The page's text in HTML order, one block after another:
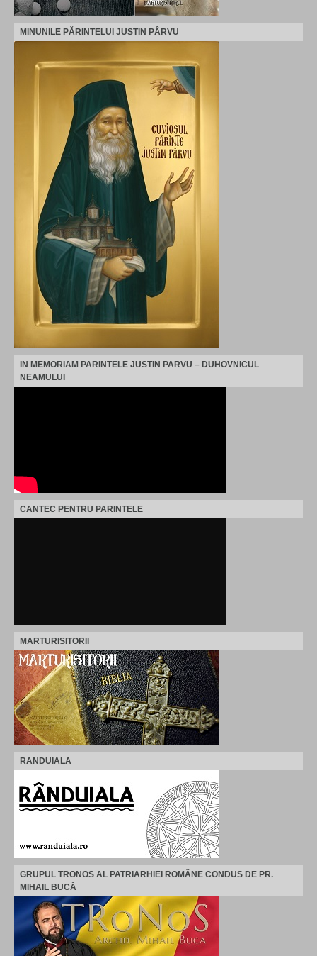
MINUNILE PĂRINTELUI JUSTIN PÂRVU
IN MEMORIAM PARINTELE JUSTIN PARVU – DUHOVNICUL
NEAMULUI
CANTEC PENTRU PARINTELE
MARTURISITORII
RANDUIALA
GRUPUL TRONOS AL PATRIARHIEI ROMÂNE CONDUS DE PR.
MIHAIL BUCĂ